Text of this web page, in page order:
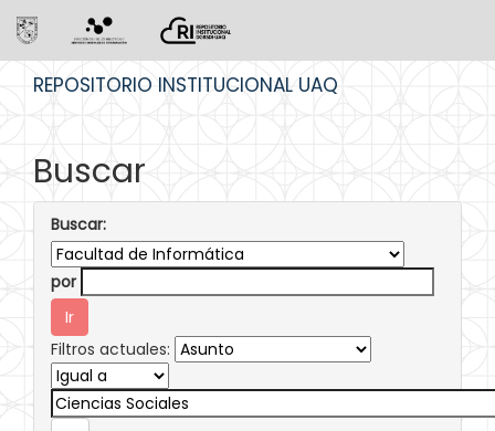
REPOSITORIO INSTITUCIONAL UAQ
Buscar
Buscar:
por
Filtros actuales: